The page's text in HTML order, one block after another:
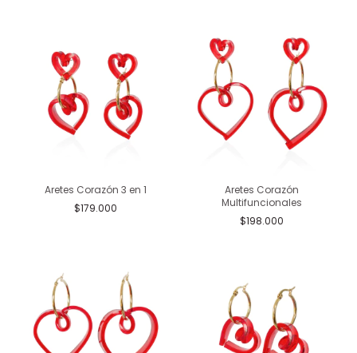
Aretes Corazón 3 en 1
$179.000
Aretes Corazón
Multifuncionales
$198.000